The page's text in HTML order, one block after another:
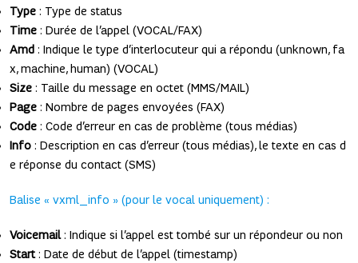
Type: Type de status
Time: Durée de l’appel (VOCAL/FAX)
Amd: Indique le type d’interlocuteur qui a répondu (unknown, fa
x, machine, human) (VOCAL)
Size: Taille du message en octet (MMS/MAIL)
Page: Nombre de pages envoyées (FAX)
Code: Code d’erreur en cas de problème (tous médias)
Info: Description en cas d’erreur (tous médias), le texte en cas d
e réponse du contact (SMS)
Balise « vxml_info » (pour le vocal uniquement) :
Voicemail: Indique si l’appel est tombé sur un répondeur ou non
Start: Date de début de l’appel (timestamp)